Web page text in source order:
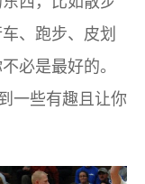
、跑步、皮划
必是最好的。
一些有趣且让你